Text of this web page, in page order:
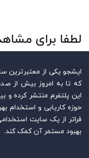
لطفا برای
ایشجو یکی از معتبرترین
که تا به امروز بیش از
این پلتفرم منتشر کرده و
حوزه کاریابی و استخدام
فراتر از یک سایت
بهبود مستمر آن کمک کند.